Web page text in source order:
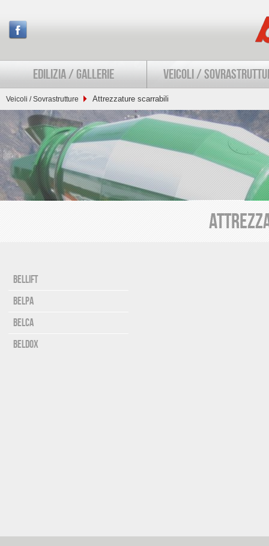
EDILIZIA / GALLERIE VEICOLI /
Veicoli / Sovrastrutture Attrezzature scarrabili
Bellift
Belpa
Belca
Beldox